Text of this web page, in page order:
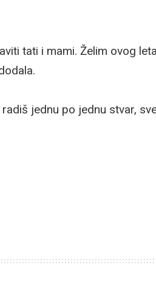
tati i mami. Želim ovog
jednu po jednu stvar,